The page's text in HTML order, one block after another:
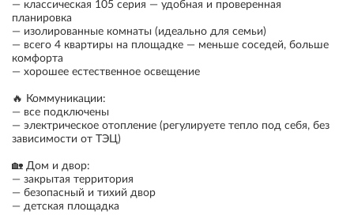
— классическая 105 серия — удобная и проверенная
планировка
— изолированные комнаты (идеально для семьи)
— всего 4 квартиры на площадке — меньше соседей, больше
комфорта
— хорошее естественное освещение
🔥 Коммуникации:
— все подключены
— электрическое отопление (регулируете тепло под себя, без
зависимости от ТЭЦ)
🏡 Дом и двор:
— закрытая территория
— безопасный и тихий двор
— детская площадка